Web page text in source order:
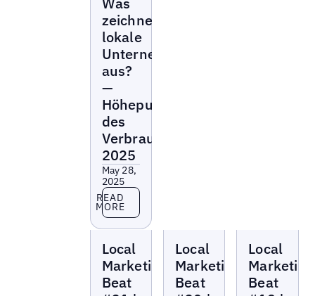
zeichnet
lokale
Unternehmen
aus?
—
Höhepunkte
des
Verbraucherberichts
2025
May 28,
2025
Read more
READ
MORE
Marketing
Beat
Local
Marketing
Beat
Marketing
Beat
Local
Marketing
Beat
Marketing
Beat
Local
Marketing
Beat